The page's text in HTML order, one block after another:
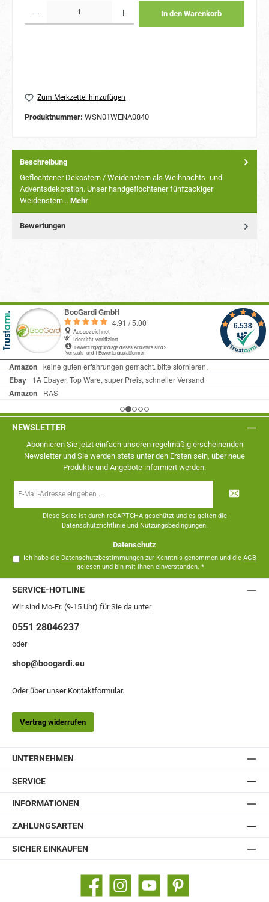
In den Warenkorb
Zum Merkzettel hinzufügen
Produktnummer: WSN01WENA0840
Beschreibung
Geflochtener Dekostern / Weidenstern als Weihnachts- und
Adventsdekoration. Unser handgeflochtener fünfzackiger
Weidenstern… Mehr
Bewertungen
NEWSLETTER
Abonnieren Sie jetzt einfach unseren regelmäßig erscheinenden
Newsletter und Sie werden stets unter den Ersten sein, über neue
Produkte und Angebote informiert werden.
Mail-
Diese Seite ist durch reCAPTCHA geschützt und es gelten die
Datenschutzrichtlinieund Nutzungsbedingungen.
Datenschutz
Ich habe die Datenschutzbestimmungen zur Kenntnis genommen und dieAGB
gelesen und bin mit ihnen einverstanden. *
SERVICE-HOTLINE
Wir sind Mo-Fr. (9-15 Uhr) für Sie da unter
0551 28046237
oder
shop@boogardi.eu
Oder über unser Kontaktformular.
Vertrag widerrufen
UNTERNEHMEN
SERVICE
INFORMATIONEN
ZAHLUNGSARTEN
SICHER EINKAUFEN
Facebook Instagram YouTube Pinterest